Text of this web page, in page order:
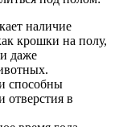
наличие
крошки на полу,
даже
отверстия в